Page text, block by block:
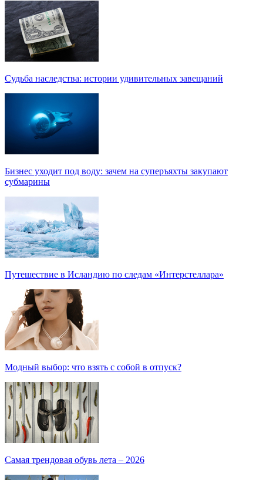
Судьба наследства: истории удивительных завещаний
Бизнес уходит под воду: зачем на суперъяхты закупают
субмарины
Путешествие в Исландию по следам «Интерстеллара»
Модный выбор: что взять с собой в отпуск?
Самая трендовая обувь лета – 2026